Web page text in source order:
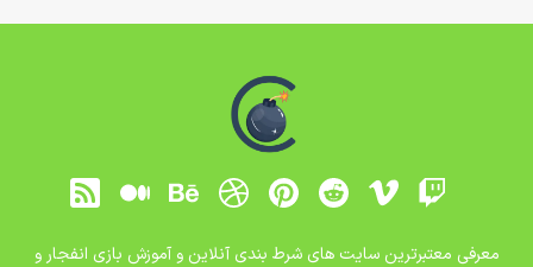
معرفی معتبرترین سایت های شرط بندی آنلاین و آموزش بازی انفجار و